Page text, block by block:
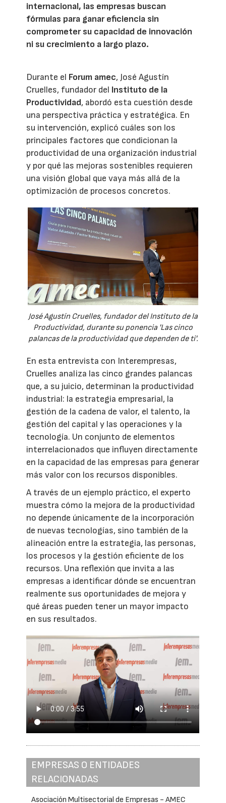
internacional, las empresas buscan
fórmulas para ganar eficiencia sin
comprometer su capacidad de innovación
ni su crecimiento a largo plazo.
Durante el Forum amec, José Agustín
Cruelles, fundador del Instituto de la
Productividad, abordó esta cuestión desde
una perspectiva práctica y estratégica. En
su intervención, explicó cuáles son los
principales factores que condicionan la
productividad de una organización industrial
y por qué las mejoras sostenibles requieren
una visión global que vaya más allá de la
optimización de procesos concretos.
José Agustín Cruelles, fundador del Instituto de la
Productividad, durante su ponencia 'Las cinco
palancas de la productividad que dependen de ti'.
En esta entrevista con Interempresas,
Cruelles analiza las cinco grandes palancas
que, a su juicio, determinan la productividad
industrial: la estrategia empresarial, la
gestión de la cadena de valor, el talento, la
gestión del capital y las operaciones y la
tecnología. Un conjunto de elementos
interrelacionados que influyen directamente
en la capacidad de las empresas para generar
más valor con los recursos disponibles.
A través de un ejemplo práctico, el experto
muestra cómo la mejora de la productividad
no depende únicamente de la incorporación
de nuevas tecnologías, sino también de la
alineación entre la estrategia, las personas,
los procesos y la gestión eficiente de los
recursos. Una reflexión que invita a las
empresas a identificar dónde se encuentran
realmente sus oportunidades de mejora y
qué áreas pueden tener un mayor impacto
en sus resultados.
EMPRESAS O ENTIDADES
RELACIONADAS
Asociación Multisectorial de Empresas - AMEC